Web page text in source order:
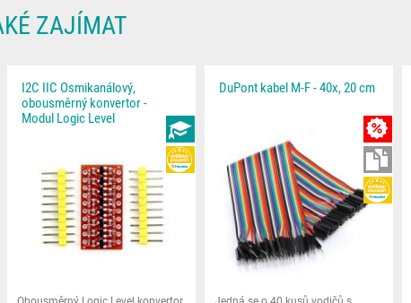
ZAJÍMAT
HEUREKA
I2C IIC Osmikanálový,
obousměrný konvertor -
Modul Logic Level
HEUREKA
DuPont kabel M-F - 40x, 20 cm